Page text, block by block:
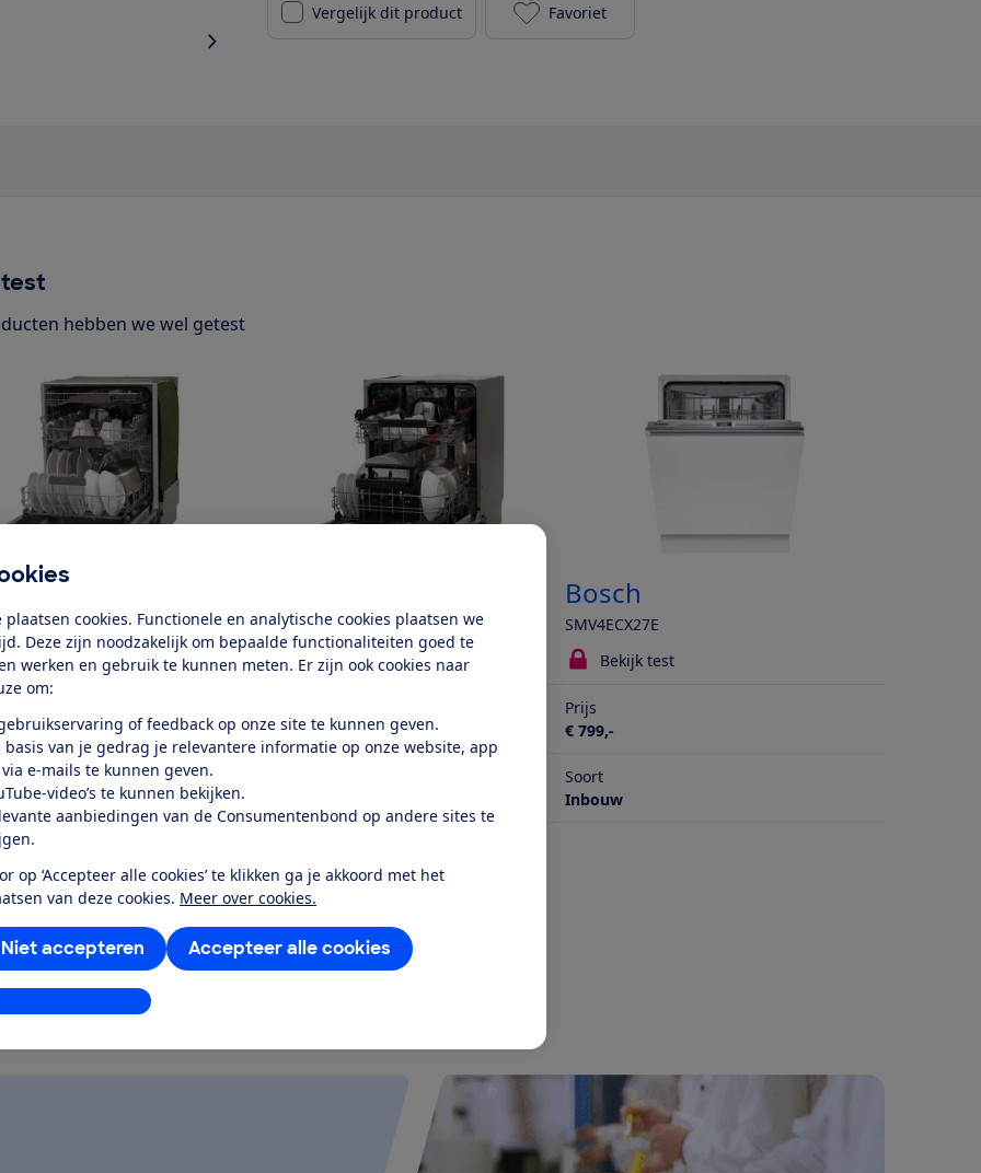
plaatsen cookies. Functionele en analytische cookies plaatsen we
Deze zijn noodzakelijk om bepaalde functionaliteiten goed te
werken en gebruik te kunnen meten. Er zijn ook cookies naar
om:
of feedback op onze site te kunnen geven.
basis van je gedrag je relevantere informatie op onze website, app
e-mails te kunnen geven.
video’s te kunnen bekijken.
aanbiedingen van de Consumentenbond op andere sites te
op ‘Accepteer alle cookies’ te klikken ga je akkoord met het
van deze cookies. Meer over cookies.
Accepteer alle cookies
Niet accepteren
aanpassen
Vergelijk dit product Miele G 6360 SC Vi toevoegen aan je favorieten
Favoriet
hebben we wel getest
FSE76607P
Bosch
SMV4ECX27E
test
Bekijk test Bekijk test
€ 794,93
Prijs
€ 799,-
Soort
Inbouw
alle geteste producten